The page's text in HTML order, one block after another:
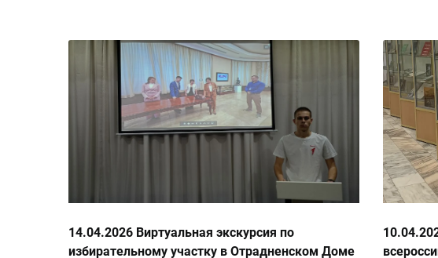
14.04.2026 Виртуальная экскурсия по
избирательному участку в Отрадненском Доме